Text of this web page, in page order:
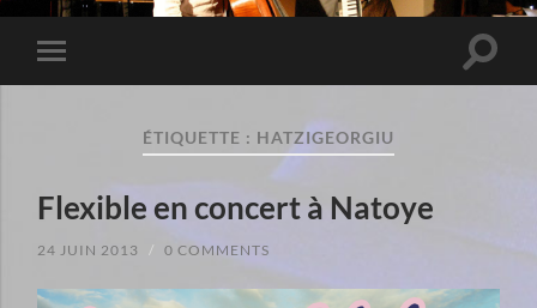
Toggle
mobile
Toggle
ÉTIQUETTE : HATZIGEORGIU
Flexible en concert à Natoye
24 JUIN 2013 / 0 COMMENTS